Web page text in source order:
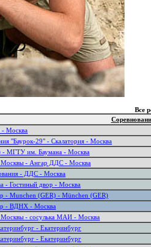
Все
- Москва
"Баурок-29" - Скалатория - Москва
- МГТУ им. Баумана - Москва
Москвы - Ангар ДДС - Москва
- ДДС - Москва
- Гостиный двор - Москва
- Munchen (GER) - München (GER)
- ВДНХ - Москва
Москвы - сосулька МАИ - Москва
- Екатеринбург
- Екатеринбург